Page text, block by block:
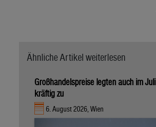
Ähnliche Artikel weiterlesen
Großhandelspreise legten auch im Juli
kräftig zu
6. August 2026, Wien